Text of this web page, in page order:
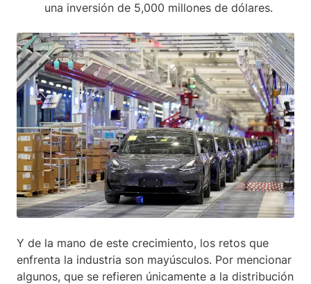
una inversión de 5,000 millones de dólares.
Y de la mano de este crecimiento, los retos que
enfrenta la industria son mayúsculos. Por mencionar
algunos, que se refieren únicamente a la distribución